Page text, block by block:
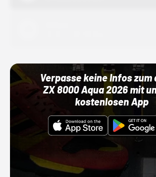
Verpasse keine Infos zum
ZX 8000 Aqua 2026 mit
kostenlosen App